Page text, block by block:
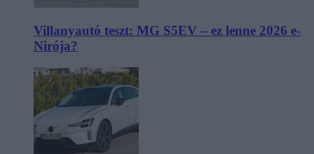
Villanyautó teszt: MG S5EV – ez lenne 2026 e-
Nirója?